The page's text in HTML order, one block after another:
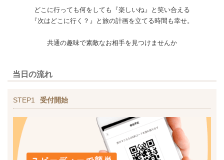
どこに行っても何をしても『楽しいね』と笑い合える
『次はどこに行く？』と旅の計画を立てる時間も幸せ。
共通の趣味で素敵なお相手を見つけませんか
当日の流れ
STEP1 受付開始